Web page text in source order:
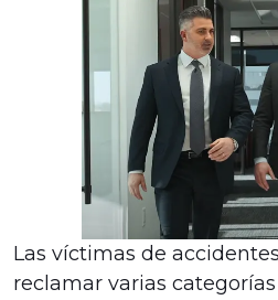
Las víctimas de
reclamar varias